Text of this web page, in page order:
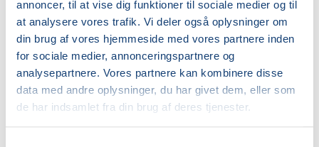
annoncer, til at vise dig funktioner til sociale medier og til
at analysere vores trafik. Vi deler også oplysninger om
din brug af vores hjemmeside med vores partnere inden
for sociale medier, annonceringspartnere og
analysepartnere. Vores partnere kan kombinere disse
data med andre oplysninger, du har givet dem, eller som
de har indsamlet fra din brug af deres tjenester.
Info
Nummer
262079
Første mødegang
torsdag 24.09.2026, kl. 17.00 - 17.50